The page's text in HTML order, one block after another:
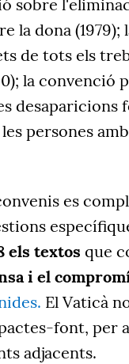
sobre
la dona (1979);
de tots els
la convenció
desaparicions
persones
es
els textos que
i el
El Vaticà
font, per
adjacents.